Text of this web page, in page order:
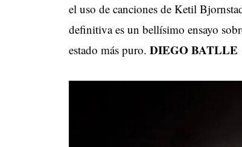
el uso de canciones de Ketil
definitiva es un bellísimo ensayo
estado más puro. DIEGO BATLLE